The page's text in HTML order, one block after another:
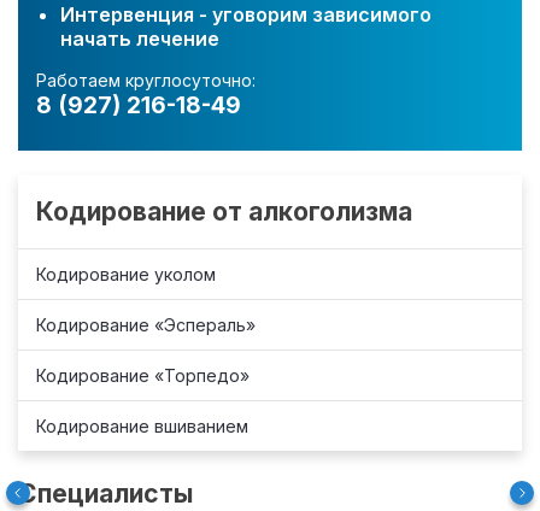
Интервенция - уговорим зависимого
начать лечение
Работаем круглосуточно:
8 (927) 216-18-49
Кодирование от алкоголизма
Кодирование уколом
Кодирование «Эспераль»
Кодирование «Торпедо»
Кодирование вшиванием
Специалисты